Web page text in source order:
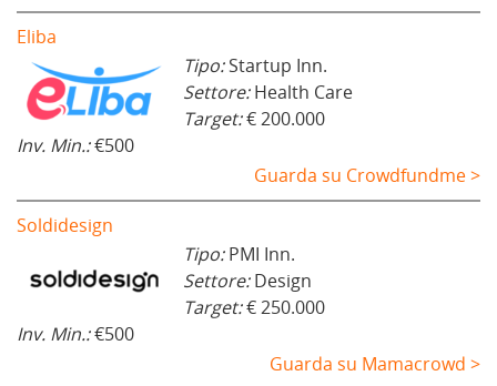
Eliba
Tipo:Startup Inn.
Settore:Health Care
Target:€ 200.000
Inv. Min.:€500
Guarda su Crowdfundme >
Soldidesign
Tipo:PMI Inn.
Settore:Design
Target:€ 250.000
Inv. Min.:€500
Guarda su Mamacrowd >